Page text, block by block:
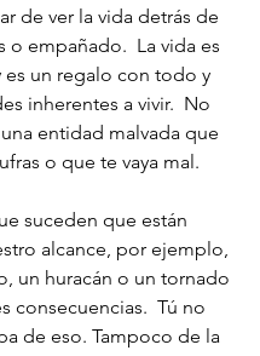
de ver la vida detrás de
o empañado.  La vida es
es un regalo con todo y
inherentes a vivir.  No
entidad malvada que
o que te vaya mal.
suceden que están
alcance, por ejemplo,
un huracán o un tornado
consecuencias.  Tú no
de eso. Tampoco de la